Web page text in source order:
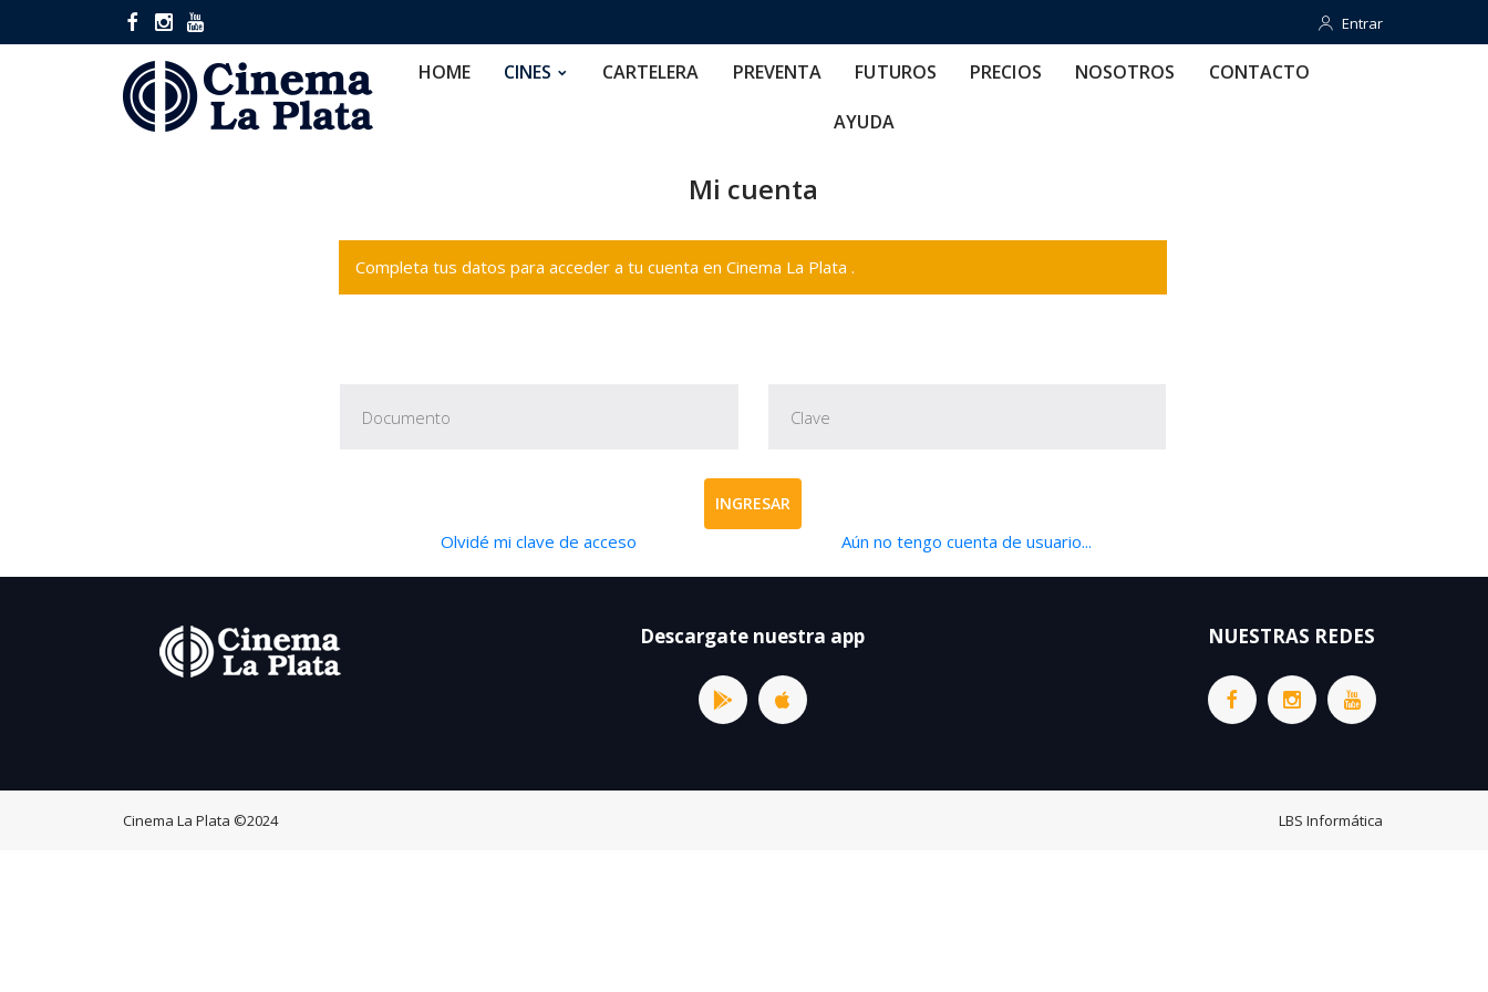
Entrar
Entrar
HOME CINES CARTELERA PREVENTA FUTUROS PRECIOS NOSOTROS CONTACTO
AYUDA
Mi cuenta
Completa tus datos para acceder a tu cuenta en Cinema La Plata .
INGRESAR
Olvidé mi clave de acceso Aún no tengo cuenta de usuario...
Descargate nuestra app NUESTRAS REDES
Cinema La Plata ©2024 LBS Informática